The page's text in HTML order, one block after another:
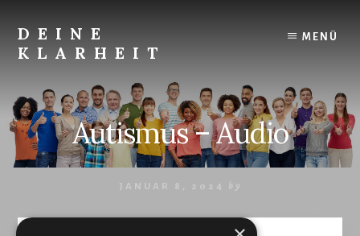
content
DEINE
KLARHEIT
Deine
innere
Klarheit.
MENÜ
Autismus – Audio
JANUAR 8, 2024 by